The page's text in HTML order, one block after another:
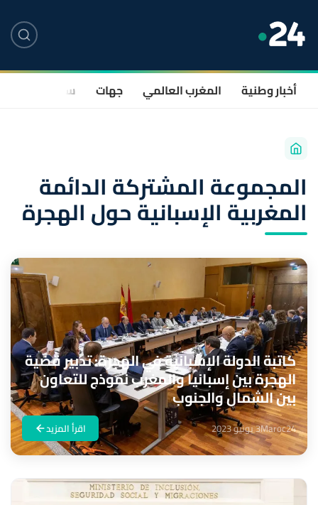
أخبار وطنية المغرب العالمي جهات سياسة
المجموعة المشتركة الدائمة
المغربية الإسبانية حول الهجرة
كاتبة الدولة الإسبانية في الهجرة: تدبير قضية
الهجرة بين إسبانيا والمغرب نموذج للتعاون
بين الشمال والجنوب
Maroc243 يونيو 2023 اقرأ المزيد